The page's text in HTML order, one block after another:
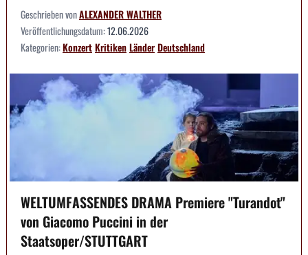
Geschrieben vonALEXANDER WALTHER
Veröffentlichungsdatum:12.06.2026
Kategorien:KonzertKritikenLänderDeutschland
WELTUMFASSENDES DRAMA Premiere "Turandot"
von Giacomo Puccini in der
Staatsoper/STUTTGART